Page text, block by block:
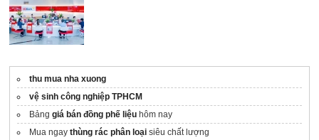
thu mua nha xuong
vệ sinh công nghiệp TPHCM
Bảnggiá bán đồng phế liệu hôm nay
Mua ngaythùng rác phân loại siêu chất lượng